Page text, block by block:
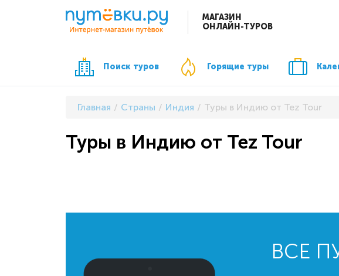
МАГАЗИН
ОНЛАЙН-ТУРОВ
Поиск туров Горящие туры
Главная Страны Индия Туры в Индию от Tez Tour
Туры в Индию от Tez Tour
ВСЕ